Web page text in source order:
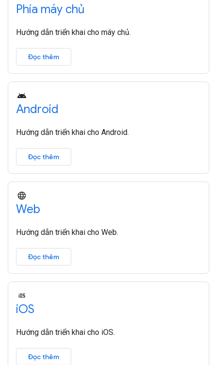
Phía máy chủ
Hướng dẫn triển khai cho máy chủ.
Đọc thêm
Android
Hướng dẫn triển khai cho Android.
Đọc thêm
Web
Hướng dẫn triển khai cho Web.
Đọc thêm
iOS
Hướng dẫn triển khai cho iOS.
Đọc thêm